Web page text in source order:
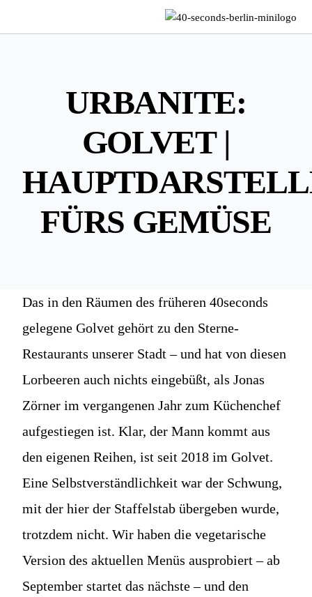
URBANITE:
GOLVET |
FÜRS GEMÜSE
Das in den Räumen des früheren 40seconds
gelegene Golvet gehört zu den Sterne-
Restaurants unserer Stadt – und hat von diesen
Lorbeeren auch nichts eingebüßt, als Jonas
Zörner im vergangenen Jahr zum Küchenchef
aufgestiegen ist. Klar, der Mann kommt aus
den eigenen Reihen, ist seit 2018 im Golvet.
Eine Selbstverständlichkeit war der Schwung,
mit der hier der Staffelstab übergeben wurde,
trotzdem nicht. Wir haben die vegetarische
Version des aktuellen Menüs ausprobiert – ab
September startet das nächste – und den